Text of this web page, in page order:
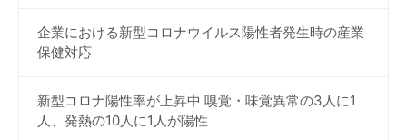
企業における新型コロナウイルス陽性者発生時の産業
保健対応
新型コロナ陽性率が上昇中 嗅覚・味覚異常の3人に1
人、発熱の10人に1人が陽性